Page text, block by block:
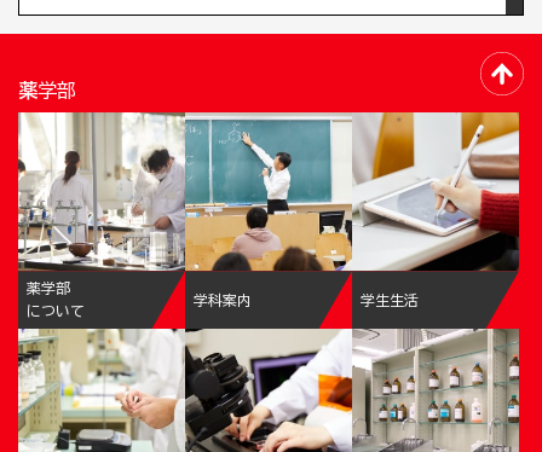
薬学部
薬学部
について
学科案内 学生生活